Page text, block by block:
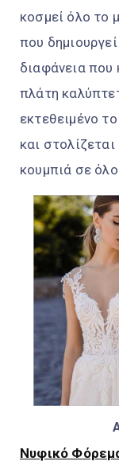
κοσμεί όλο το
που
διαφάνεια που
πλάτη
εκτεθειμένο
και
κουμπιά σε
Νυφικό